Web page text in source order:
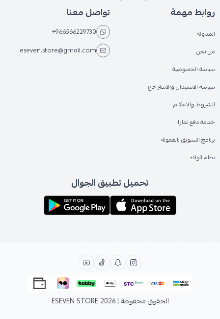
روابط مهمة
المدونة
من نحن
سياسة الخصوصية
سياسة الاستبدال والاسترجاع
الشروط والاحكام
خدمة دفع تمارا
برنامج التسويق بالعمولة
نظام الولاء
تواصل معنا
+966566229730
eseven.store@gmail.com
تحميل تطبيق الجوال
الحقوق محفوظة | 2026 ESEVEN STORE